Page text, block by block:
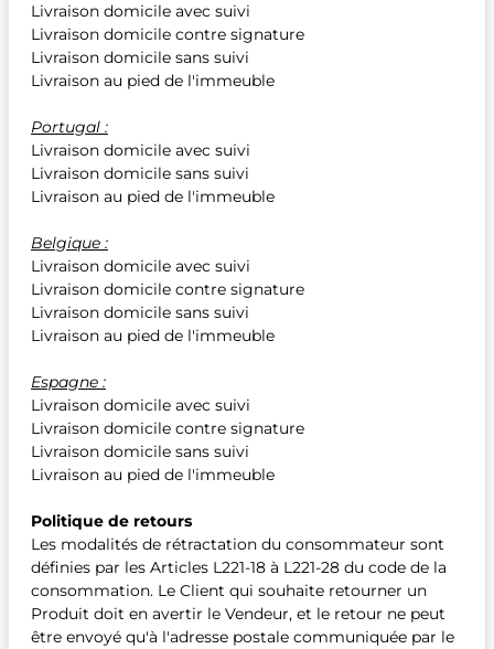
Livraison domicile avec suivi
Livraison domicile contre signature
Livraison domicile sans suivi
Livraison au pied de l'immeuble
Portugal :
Livraison domicile avec suivi
Livraison domicile sans suivi
Livraison au pied de l'immeuble
Belgique :
Livraison domicile avec suivi
Livraison domicile contre signature
Livraison domicile sans suivi
Livraison au pied de l'immeuble
Espagne :
Livraison domicile avec suivi
Livraison domicile contre signature
Livraison domicile sans suivi
Livraison au pied de l'immeuble
Politique de retours
Les modalités de rétractation du consommateur sont
définies par les Articles L221-18 à L221-28 du code de la
consommation. Le Client qui souhaite retourner un
Produit doit en avertir le Vendeur, et le retour ne peut
être envoyé qu'à l'adresse postale communiquée par le